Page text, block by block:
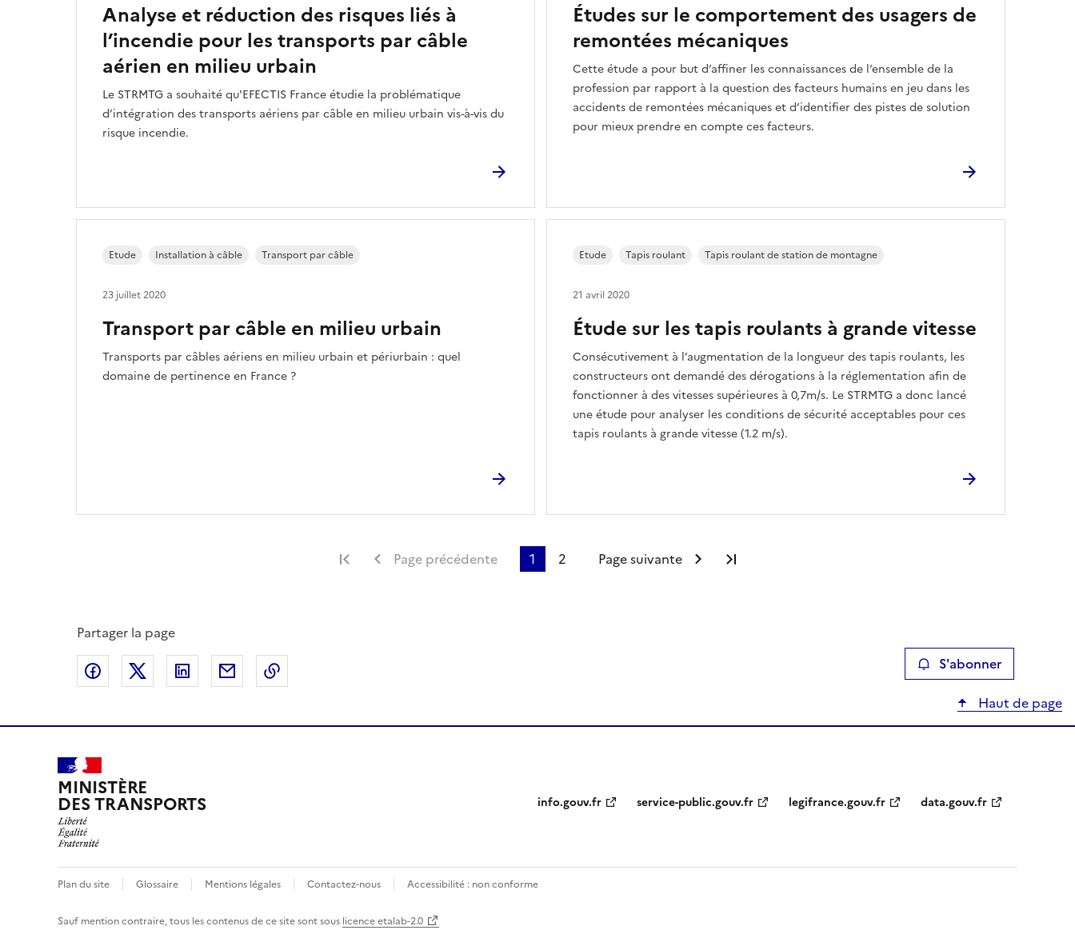
Analyse et réduction des risques liés à
l’incendie pour les transports par câble
aérien en milieu urbain
Le STRMTG a souhaité qu'EFECTIS France étudie la problématique
d’intégration des transports aériens par câble en milieu urbain vis-à-vis du
risque incendie.
Études sur le comportement des usagers de
remontées mécaniques
Cette étude a pour but d’affiner les connaissances de l’ensemble de la
profession par rapport à la question des facteurs humains en jeu dans les
accidents de remontées mécaniques et d’identifier des pistes de solution
pour mieux prendre en compte ces facteurs.
Transport par câble en milieu urbain
Transports par câbles aériens en milieu urbain et périurbain : quel
domaine de pertinence en France ?
Etude Installation à câble Transport par câble
23 juillet 2020
Étude sur les tapis roulants à grande vitesse
Consécutivement à l’augmentation de la longueur des tapis roulants, les
constructeurs ont demandé des dérogations à la réglementation afin de
fonctionner à des vitesses supérieures à 0,7m/s. Le STRMTG a donc lancé
une étude pour analyser les conditions de sécurité acceptables pour ces
tapis roulants à grande vitesse (1.2 m/s).
Etude Tapis roulant Tapis roulant de station de montagne
21 avril 2020
Première page
Page précédente 1 2 Page suivante
Partager la page
Partager sur Facebook
Partager sur XPartager sur LinkedIn
Partager par email S'abonner
Haut de page
MINISTÈRE
DES TRANSPORTS info.gouv.fr service-public.gouv.fr legifrance.gouv.fr data.gouv.fr
Plan du site Glossaire Mentions légales Contactez-nous Accessibilité : non conforme
Sauf mention contraire, tous les contenus de ce site sont sous licence etalab-2.0